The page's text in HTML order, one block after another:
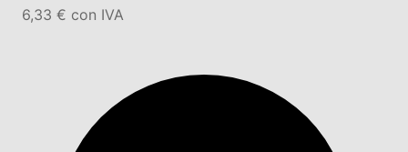
6,33 € con IVA